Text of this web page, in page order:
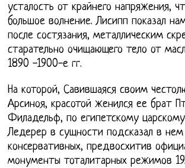
усталость от крайнего напряжения,
большое волнение. Лисипп показал
после состязания, металлическим
старательно очищающего тело от
1890 -1900-е гг.
На которой, Савившаяся своим
Арсиноя, красотой женился ее брат
Филадельф, по египетскому
Ледерер в сущности подсказал в
консервативных, предвосхитив
монументы тоталитарных режимов